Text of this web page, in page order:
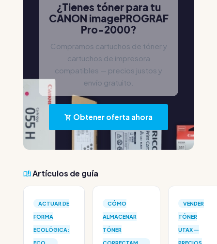
¿Tienes tóner para tu
CANON imagePROGRAF
Pro-2000?
Compramos cartuchos de tóner y
cartuchos de impresora
compatibles — precios justos y
envío gratuito.
Obtener oferta ahora
Artículos de guía
ACTUAR DE
FORMA
ECOLÓGICA:
CÓMO
ALMACENAR
TÓNER
VENDER
TÓNER
UTAX —